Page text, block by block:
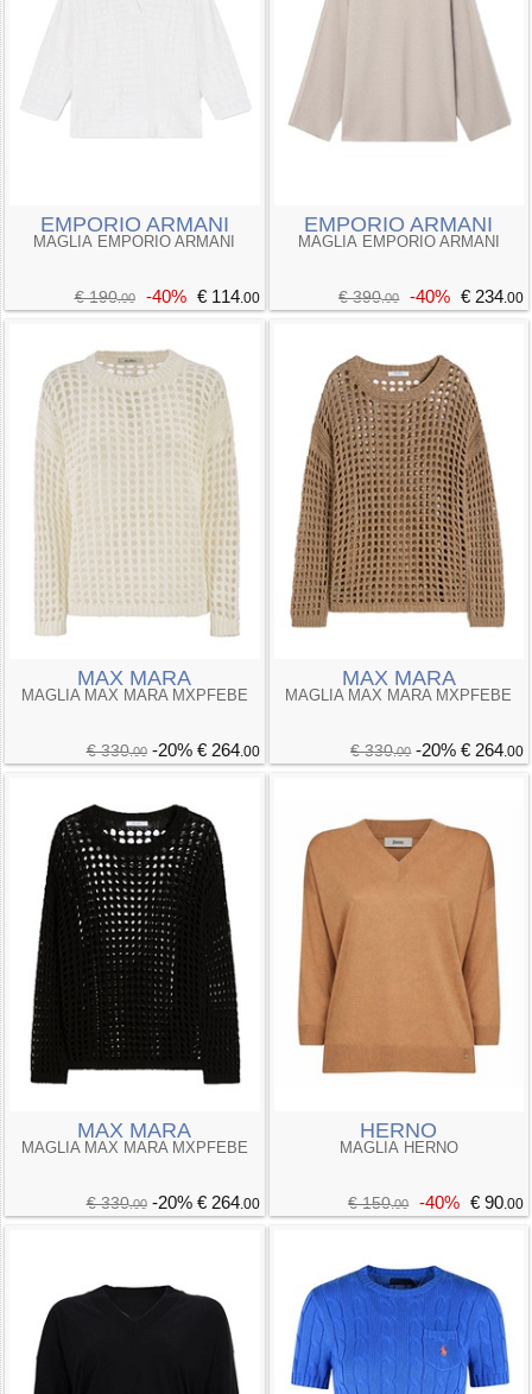
EMPORIO ARMANI
MAGLIA EMPORIO ARMANI
€ 190.00 -40% € 114.00
EMPORIO ARMANI
MAGLIA EMPORIO ARMANI
€ 390.00 -40% € 234.00
MAX MARA
MAGLIA MAX MARA MXPFEBE
€ 330.00 -20% € 264.00
MAX MARA
MAGLIA MAX MARA MXPFEBE
€ 330.00 -20% € 264 .00
MAX MARA
MAGLIA MAX MARA MXPFEBE
€ 330.00 -20% € 264.00
HERNO
MAGLIA HERNO
€ 150.00 -40% € 90.00